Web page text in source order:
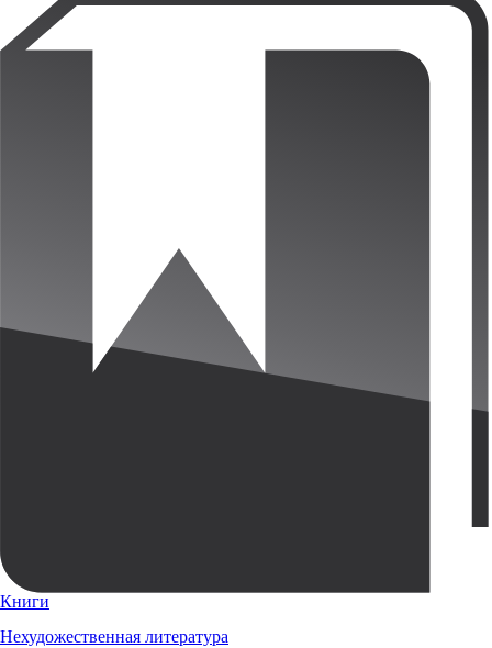
Книги
Нехудожественная литература